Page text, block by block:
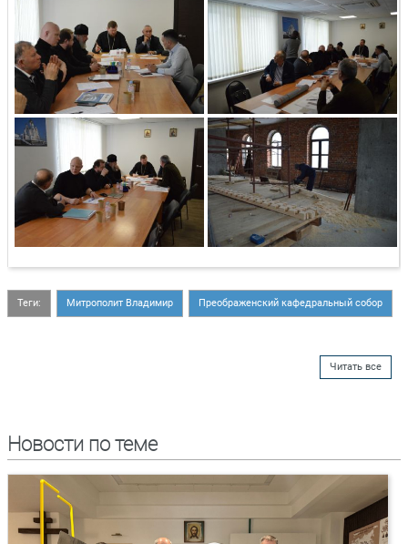
Теги: Митрополит Владимир Преображенский кафедральный собор
Читать все
Новости по теме